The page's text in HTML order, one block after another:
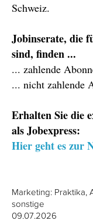
Schweiz.
Jobinserate, die
sind, finden ...
... zahlende
... nicht zahlende
Erhalten Sie die
als Jobexpress:
Hier geht es zur
Marketing: Praktika,
sonstige
09.07.2026